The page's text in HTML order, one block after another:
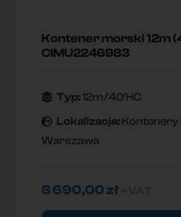
Kontener morski 12m
CIMU2246983
Typ:12m/40'HC
Lokallzacja:
Warszawa
8 690,00zł